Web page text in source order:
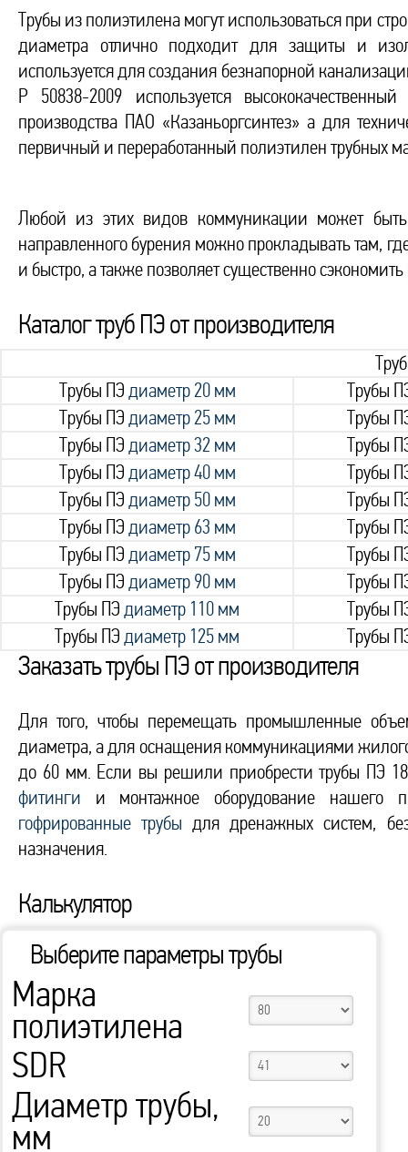
Трубы из полиэтилена могут использоваться при
диаметра отлично подходит для защиты и
используется для создания безнапорной
Р 50838-2009 используется
производства ПАО «Казаньоргсинтез» а для
первичный и переработанный полиэтилен трубных
Любой из этих видов коммуникации может
направленного бурения можно прокладывать там,
и быстро, а также позволяет существенно
Каталог труб ПЭ от производителя
Трубы ПЭ диаметр 20 мм
Трубы
Трубы ПЭ диаметр 25 мм
Трубы
Трубы ПЭ диаметр 32 мм
Трубы
Трубы ПЭ диаметр 40 мм
Трубы
Трубы ПЭ диаметр 50 мм
Трубы
Трубы ПЭ диаметр 63 мм
Трубы
Трубы ПЭ диаметр 75 мм
Трубы
Трубы ПЭ диаметр 90 мм
Трубы
Трубы ПЭ диаметр 110 мм
Трубы
Трубы ПЭ диаметр 125 мм Трубы
Заказать трубы ПЭ от производителя
Для того, чтобы перемещать промышленные
диаметра, а для оснащения коммуникациями
до 60 мм. Если вы решили приобрести трубы ПЭ
фитинги и монтажное оборудование нашего
гофрированные трубы для дренажных систем,
назначения.
Калькулятор
Выберите параметры трубы
Марка
полиэтилена
SDR
Диаметр трубы,
мм